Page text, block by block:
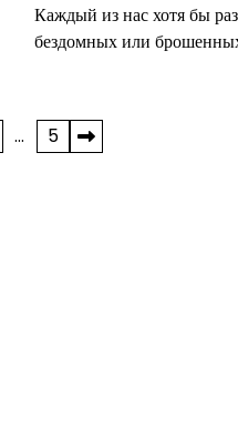
Каждый из нас хотя бы
бездомных или
… 5